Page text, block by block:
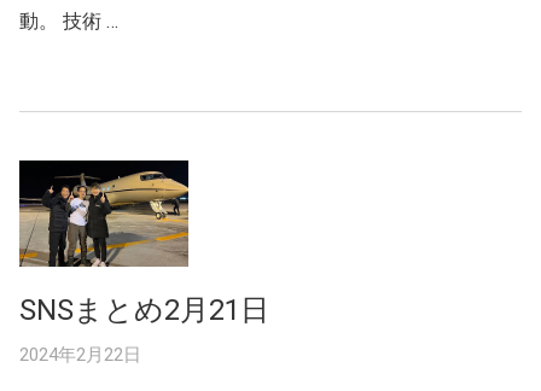
動。 技術 …
SNSまとめ2月21日
2024年2月22日